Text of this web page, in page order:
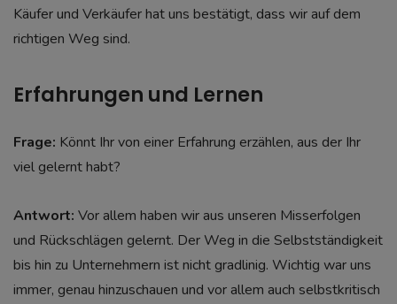
Käufer und Verkäufer hat uns bestätigt, dass wir auf dem
richtigen Weg sind.
Erfahrungen und Lernen
Frage: Könnt Ihr von einer Erfahrung erzählen, aus der Ihr
viel gelernt habt?
Antwort: Vor allem haben wir aus unseren Misserfolgen
und Rückschlägen gelernt. Der Weg in die Selbstständigkeit
bis hin zu Unternehmern ist nicht gradlinig. Wichtig war uns
immer, genau hinzuschauen und vor allem auch selbstkritisch